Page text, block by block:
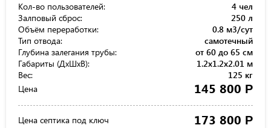
Кол-во пользователей:
4 чел
Залповый сброс:
250 л
Объём переработки:
0.8 м3/сут
Тип отвода:
самотечный
Глубина залегания трубы:
от 60 до 65 см
Габариты (ДхШхВ):
1.2x1.2x2.01 м
Вес:
125 кг
Цена
145 800 Р
Цена септика под ключ 173 800 Р